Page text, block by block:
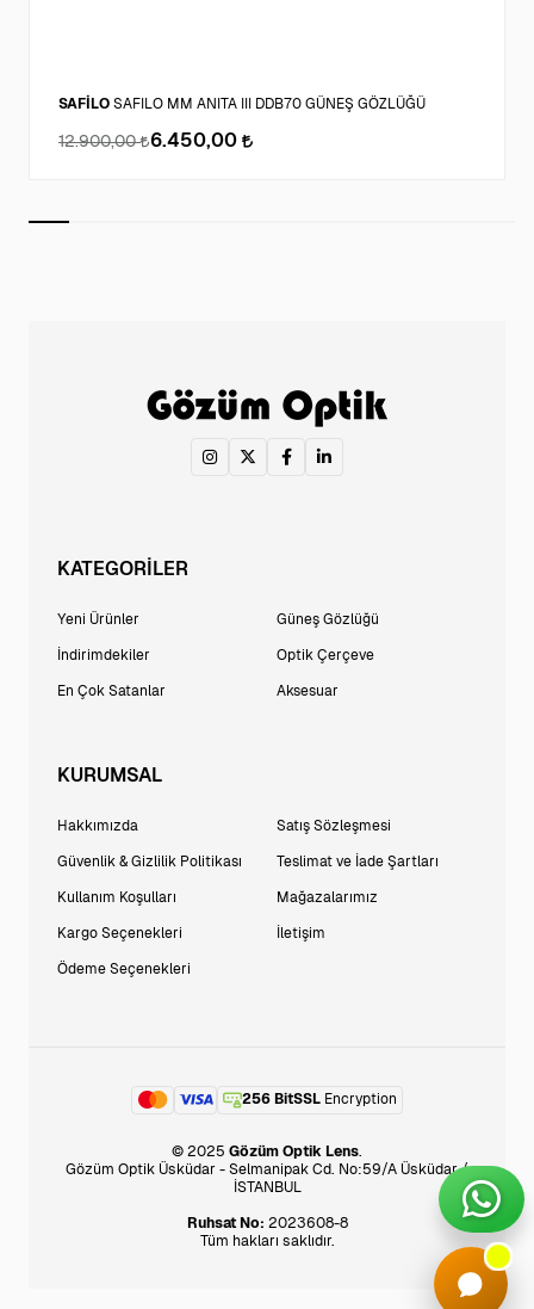
SAFİLO SAFILO MM ANITA III DDB70 GÜNEŞ GÖZLÜĞÜ
12.900,00 6.450,00
KATEGORİLER
Yeni Ürünler
İndirimdekiler
En Çok Satanlar
Güneş Gözlüğü
Optik Çerçeve
Aksesuar
KURUMSAL
Hakkımızda
Güvenlik & Gizlilik Politikası
Kullanım Koşulları
Kargo Seçenekleri
Ödeme Seçenekleri
Satış Sözleşmesi
Teslimat ve İade Şartları
Mağazalarımız
İletişim
256 BitSSL Encryption
© 2025 Gözüm Optik Lens.
Gözüm Optik Üsküdar - Selmanipak Cd. No:59/A Üsküdar /
İSTANBUL
Ruhsat No: 2023608-8
Tüm hakları saklıdır.